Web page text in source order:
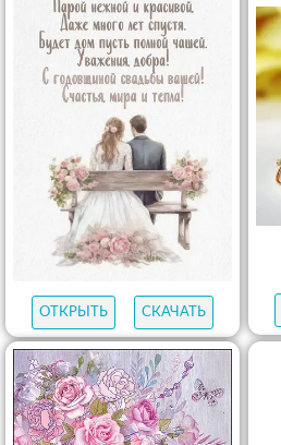
ОТКРЫТЬ СКАЧАТЬ